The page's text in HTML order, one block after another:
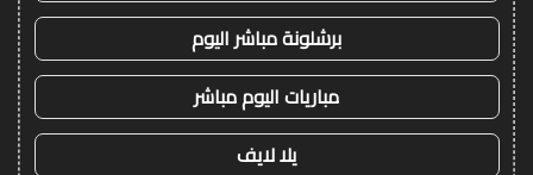
برشلونة مباشر اليوم
مباريات اليوم مباشر
يلا لايف